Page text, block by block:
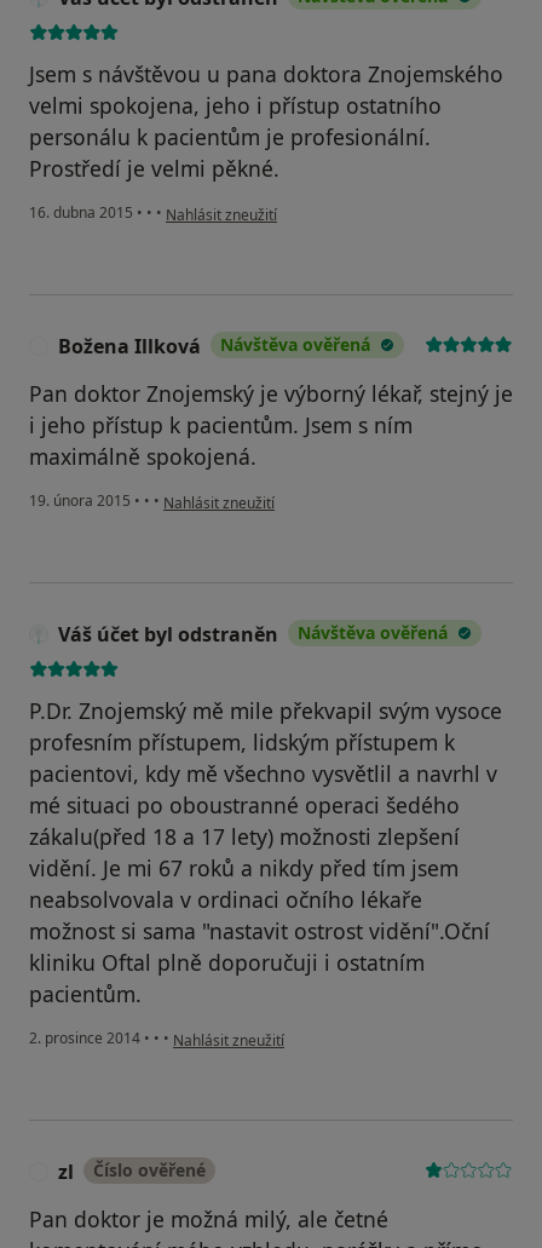
Jsem s návštěvou u pana doktora Znojemského
velmi spokojena, jeho i přístup ostatního
personálu k pacientům je profesionální.
Prostředí je velmi pěkné.
16. dubna 2015 • • • podle názoru uživatele Váš účet byl odstraněn
Nahlásit zneužití
Božena Illková Návštěva ověřená
Pan doktor Znojemský je výborný lékař, stejný je
i jeho přístup k pacientům. Jsem s ním
maximálně spokojená.
19. února 2015 • • • podle názoru uživatele Božena Illková
Nahlásit zneužití
Váš účet byl odstraněn Návštěva ověřená
P.Dr. Znojemský mě mile překvapil svým vysoce
profesním přístupem, lidským přístupem k
pacientovi, kdy mě všechno vysvětlil a navrhl v
mé situaci po oboustranné operaci šedého
zákalu(před 18 a 17 lety) možnosti zlepšení
vidění. Je mi 67 roků a nikdy před tím jsem
neabsolvovala v ordinaci očního lékaře
možnost si sama "nastavit ostrost vidění".Oční
kliniku Oftal plně doporučuji i ostatním
pacientům.
2. prosince 2014 • • • podle názoru uživatele Váš účet byl odstraněn
Nahlásit zneužití
zl Číslo ověřené
Pan doktor je možná milý, ale četné